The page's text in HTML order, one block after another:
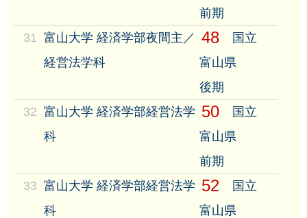
前期
31
富山大学 経済学部夜間主／
経営法学科
48
国立
富山県
後期
32 富山大学 経済学部経営法学
科
50
国立
富山県
前期
33 富山大学 経済学部経営法学
科
52
国立
富山県